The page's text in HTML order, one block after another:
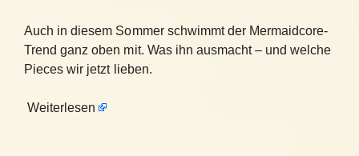
Auch in diesem Sommer schwimmt der Mermaidcore-
Trend ganz oben mit. Was ihn ausmacht – und welche
Pieces wir jetzt lieben.
Weiterlesen